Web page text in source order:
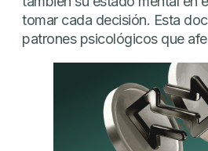
tomar cada decisión. Esta
patrones psicológicos que